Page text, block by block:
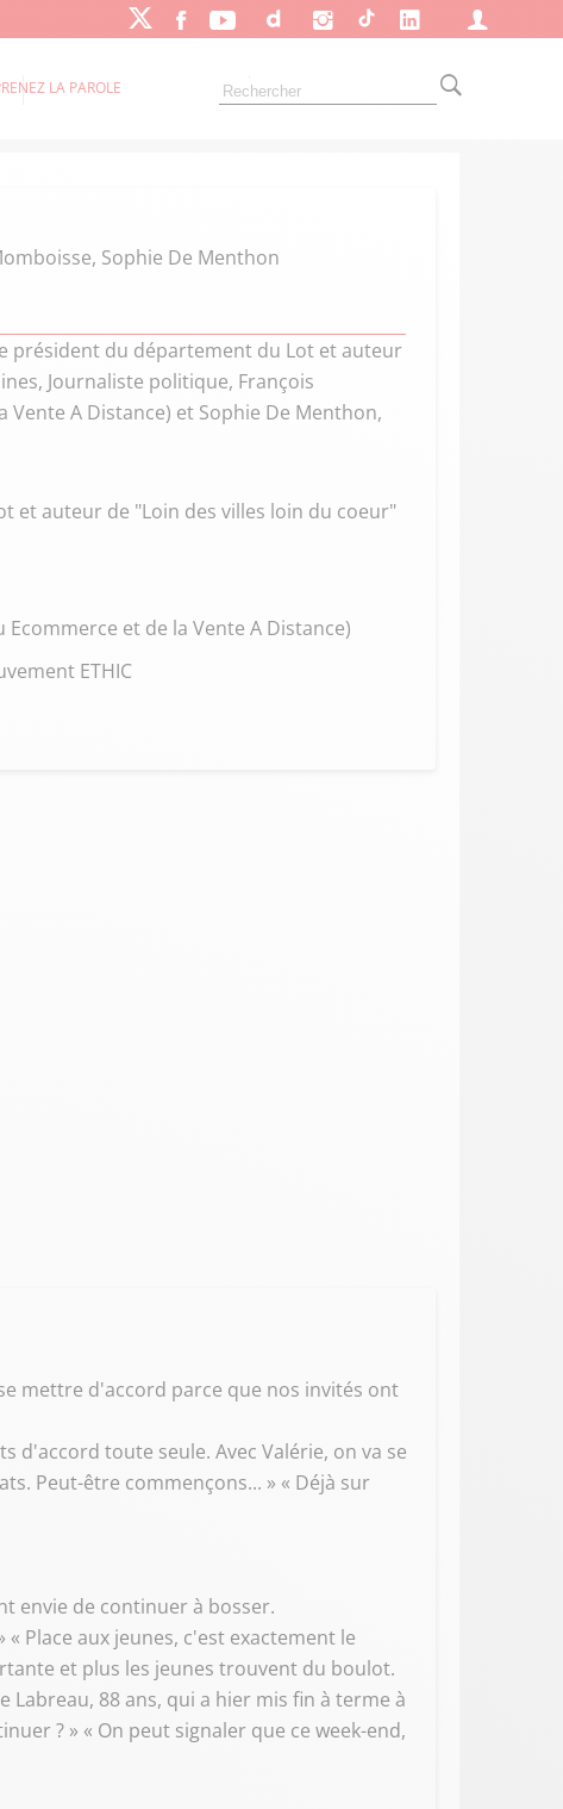
LA PAROLE
Sophie De Menthon
président du département du Lot et auteur
Journaliste politique, François
Vente A Distance) et Sophie De Menthon,
et auteur de "Loin des villes loin du coeur"
et de la Vente A Distance)
ETHIC
mettre d'accord parce que nos invités ont
d'accord toute seule. Avec Valérie, on va se
Peut-être commençons... » « Déjà sur
envie de continuer à bosser.
Place aux jeunes, c'est exactement le
et plus les jeunes trouvent du boulot.
Labreau, 88 ans, qui a hier mis fin à terme à
? » « On peut signaler que ce week-end,